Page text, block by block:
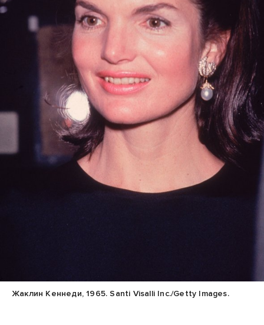
Жаклин Кеннеди, 1965. Santi Visalli Inc./Getty Images.